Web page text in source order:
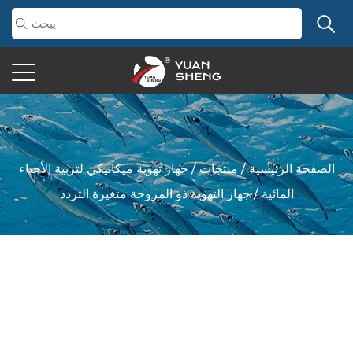
الصفحة الرئيسية/منتجات/جهاز تهوية ميكانيكي لتربية الأحياء
المائية/جهاز التهوية ذو المروحة متغيرة التردد